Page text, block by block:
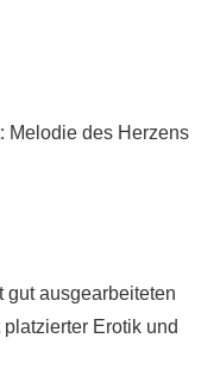
Melodie des Herzens
gut ausgearbeiteten
Erotik und